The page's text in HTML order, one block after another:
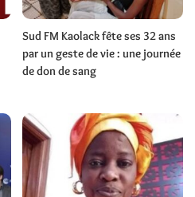
Sud FM Kaolack fête ses 32 ans
par un geste de vie : une journée
de don de sang